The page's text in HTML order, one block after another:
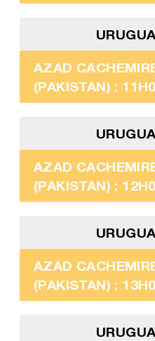
AZAD
(PAKISTAN) :
AZAD
(PAKISTAN) :
AZAD
(PAKISTAN) :